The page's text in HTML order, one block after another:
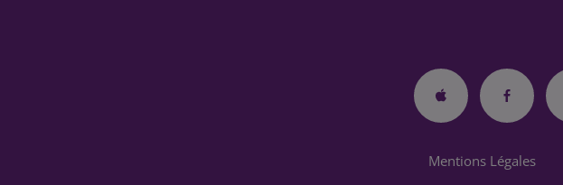
Mentions Légales